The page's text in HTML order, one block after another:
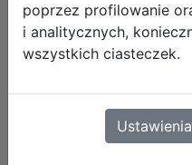
St.Majewski
Stay
poprzez profilowanie
i analitycznych,
wszystkich ciasteczek.
Ustawienia